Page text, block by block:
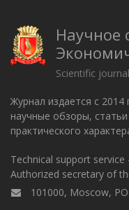
Научное
Scientific
Журнал издается с
научные обзоры,
практического
Technical support service
Authorized secretary of
101000, Moscow,